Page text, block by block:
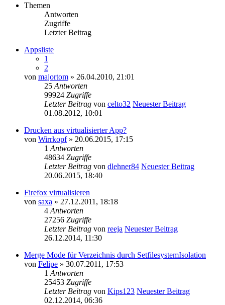
Themen
Antworten
Zugriffe
Letzter Beitrag
Appsliste
1
2
von majortom » 26.04.2010, 21:01
25 Antworten
99924 Zugriffe
Letzter Beitrag von celto32 Neuester Beitrag
01.08.2012, 10:01
Drucken aus virtualisierter App?
von Wirrkopf» 20.06.2015, 17:15
1 Antworten
48634 Zugriffe
Letzter Beitrag von dlehner84 Neuester Beitrag
20.06.2015, 18:40
Firefox virtualisieren
von saxa » 27.12.2011, 18:18
4 Antworten
27256 Zugriffe
Letzter Beitrag von reeja Neuester Beitrag
26.12.2014, 11:30
Merge Mode für Verzeichnis durch SetfilesystemIsolation
von Felipe » 30.07.2011, 17:53
1 Antworten
25453 Zugriffe
Letzter Beitrag von Kips123 Neuester Beitrag
02.12.2014, 06:36